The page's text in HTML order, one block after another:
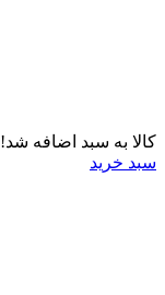
کالا به سبد اضافه شد!
سبد خرید